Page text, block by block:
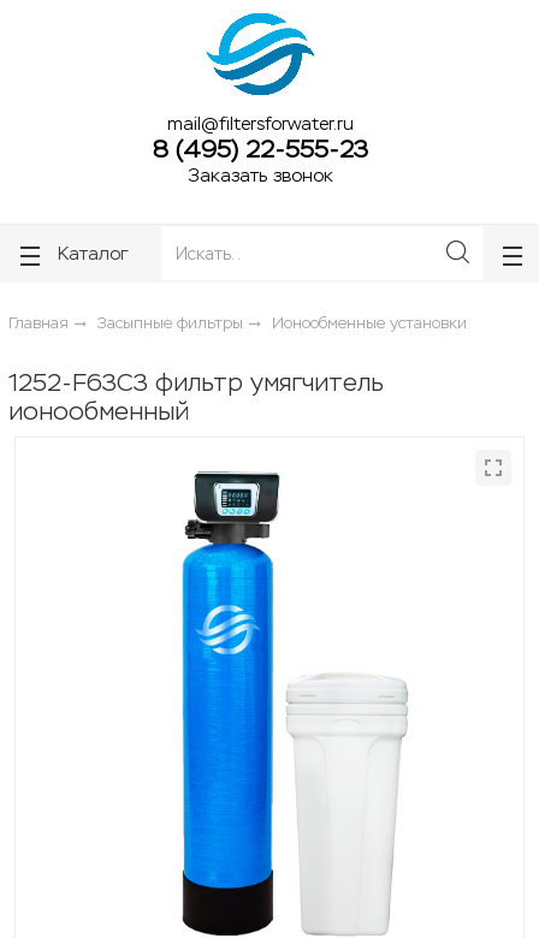
mail@filtersforwater.ru
8 (495) 22-555-23
Заказать звонок
Каталог
Главная Засыпные фильтры Ионообменные установки
1252-F63C3 фильтр умягчитель
ионообменный